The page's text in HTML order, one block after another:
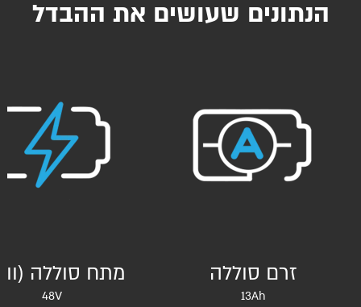
הנתונים שעושים את ההבדל
זרם סוללה
13Ah
מתח סוללה
48V